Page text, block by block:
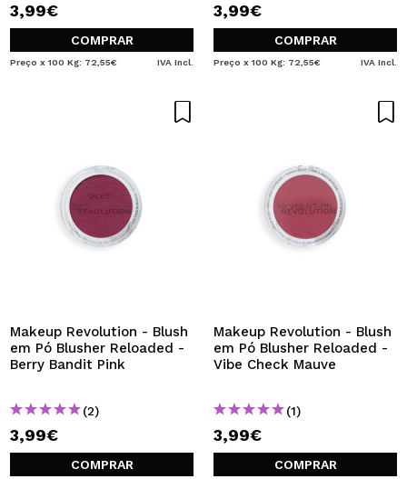
3,99€
COMPRAR
Preço x 100 Kg: 72,55€ IVA Incl.
3,99€
COMPRAR
Preço x 100 Kg: 72,55€ IVA Incl.
Makeup Revolution - Blush
em Pó Blusher Reloaded -
Berry Bandit Pink
(2)
3,99€
COMPRAR
Makeup Revolution - Blush
em Pó Blusher Reloaded -
Vibe Check Mauve
(1)
3,99€
COMPRAR